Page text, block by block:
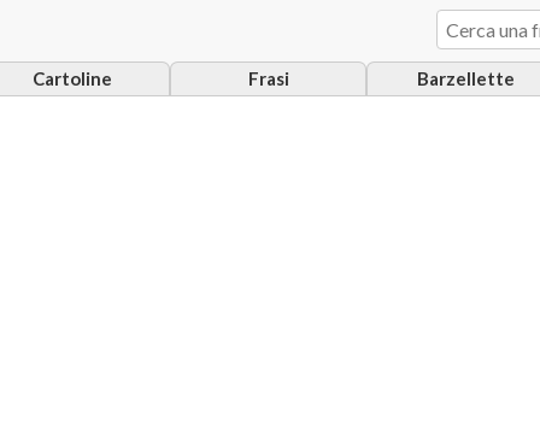
Cartoline Frasi Barzellette